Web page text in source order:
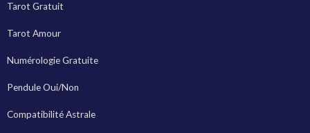
Tarot Gratuit
Tarot Amour
Numérologie Gratuite
Pendule Oui/Non
Compatibilité Astrale